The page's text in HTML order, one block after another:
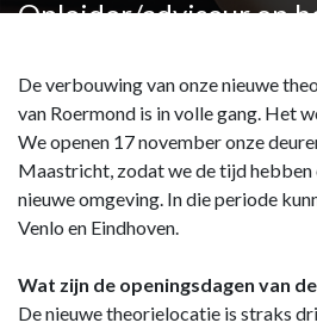
Opleider/adviseur op
De verbouwing van onze nieuwe
van Roermond is in volle gang. Het
We openen 17 november onze
Maastricht, zodat we de tijd hebben
nieuwe omgeving. In die periode
Venlo en Eindhoven.
Wat zijn de openingsdagen van
De nieuwe theorielocatie is straks